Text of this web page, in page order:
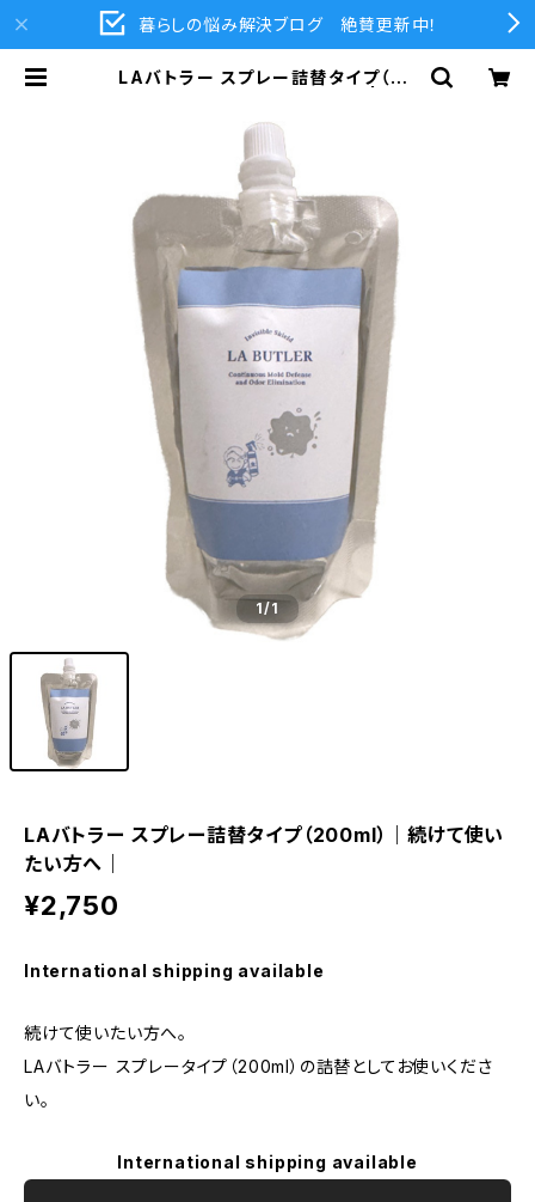
暮らしの悩み解決ブログ 絶賛更新中！
LAバトラー スプレー詰替タイプ（20
トラー・ラーフエイド関連商品通販
1/1
LAバトラー スプレー詰替タイプ（200ml）｜続けて使い
たい方へ｜
¥2,750
International shipping available
続けて使いたい方へ。
LAバトラー スプレータイプ（200ml）の詰替としてお使いくださ
い。
International shipping available